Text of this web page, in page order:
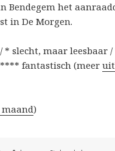
Bendegem het
in De Morgen.
* slecht, maar leesbaar
**** fantastisch (meer
)